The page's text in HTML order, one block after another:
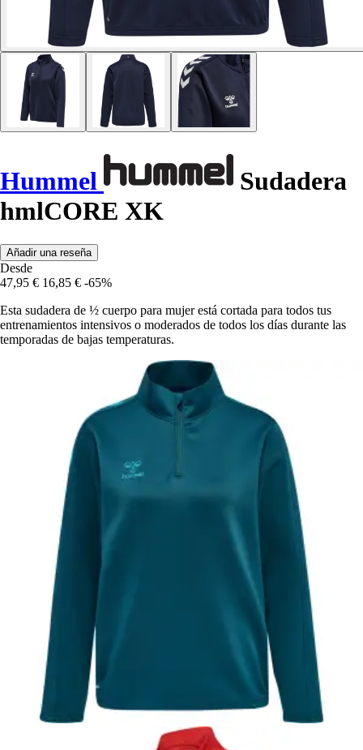
Hummel
Sudadera
hmlCORE XK
Añadir una reseña
Desde
47,95 € 16,85 € -65%
Esta sudadera de ½ cuerpo para mujer está cortada para todos tus
entrenamientos intensivos o moderados de todos los días durante las
temporadas de bajas temperaturas.